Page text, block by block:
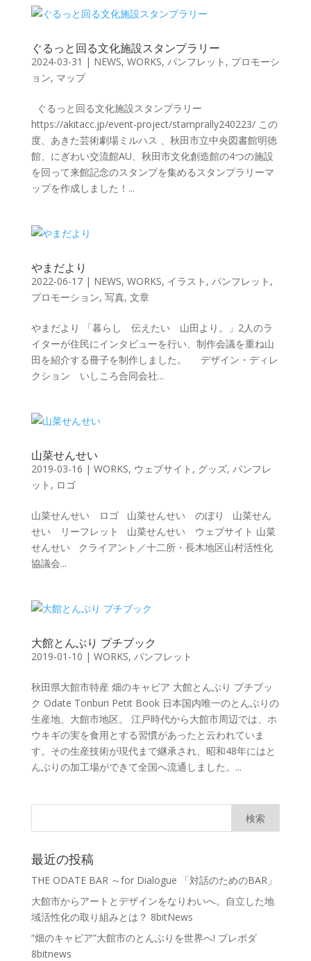
ぐるっと回る文化施設スタンプラリー
2024-03-31 | NEWS, WORKS, パンフレット , プロモーシ
ョン, マップ
ぐるっと回る文化施設スタンプラリー
https://akitacc.jp/event-project/stamprally240223/ この
度、あきた芸術劇場ミルハス 、秋田市立中央図書館明徳
館、にぎわい交流館AU、秋田市文化創造館の4つの施設
を回って来館記念のスタンプを集めるスタンプラリーマ
ップを作成しました！...
やまだより
2022-06-17| NEWS, WORKS, イラスト , パンフレット ,
プロモーション, 写真, 文章
やまだより 「暮らし 伝えたい 山田より。」2人のラ
イターが住民にインタビューを行い、制作会議を重ね山
田を紹介する冊子を制作しました。 デザイン・ディレ
クション いしころ合同会社...
山菜せんせい
2019-03-16 | WORKS, ウェブサイト , グッズ, パンフレ
ット , ロゴ
山菜せんせい ロゴ 山菜せんせい のぼり 山菜せん
せい リーフレット 山菜せんせい ウェブサイト 山菜
せんせい クライアント／十二所・長木地区山村活性化
協議会...
大館とんぶり プチブック
2019-01-10 | WORKS, パンフレット
秋田県大館市特産 畑のキャビア 大館とんぶり プチブッ
ク Odate Tonburi Petit Book 日本国内唯一のとんぶりの
生産地、大館市地区。 江戸時代から大館市周辺では、ホ
ウキギの実を食用とする習慣があったと云われていま
す。その生産技術が現代まで継承され、昭和48年にはと
んぶりの加工場ができて全国へ流通しました。...
最近の投稿
THE ODATE BAR ～for Dialogue 「対話のためのBAR」
大館市からアートとデザインをなりわいへ。自立した地
域活性化の取り組みとは？ 8bitNews
“畑のキャビア”大館市のとんぶりを世界へ! ブレボダ
8bitnews